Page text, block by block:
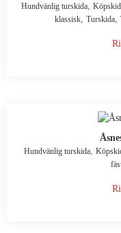
Hundvänlig turskida,
klassisk, Turskida,
Hundvänlig turskida,